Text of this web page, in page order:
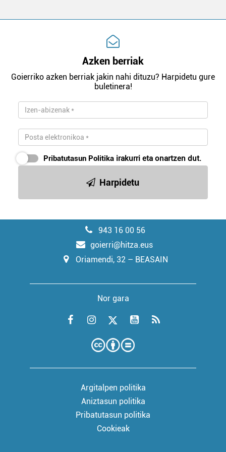
Azken berriak
Goierriko azken berriak jakin nahi dituzu? Harpidetu gure
buletinera!
Pribatutasun Politika irakurri eta onartzen dut.
Harpidetu
943 16 00 56
goierri@hitza.eus
Oriamendi, 32 – BEASAIN
Nor gara
Argitalpen politika
Aniztasun politika
Pribatutasun politika
Cookieak